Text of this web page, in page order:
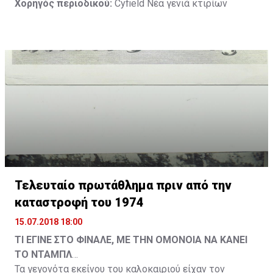
Χορηγός περιοδικού: Cyfield Νέα γενιά κτιρίων
Τελευταίο πρωτάθλημα πριν από την
καταστροφή του 1974
15.07.2018 18:00
ΤΙ ΕΓΙΝΕ ΣΤΟ ΦΙΝΑΛΕ, ΜΕ ΤΗΝ ΟΜΟΝΟΙΑ ΝΑ ΚΑΝΕΙ
ΤΟ ΝΤΑΜΠΛ
Τα γεγονότα εκείνου του καλοκαιριού είχαν τον